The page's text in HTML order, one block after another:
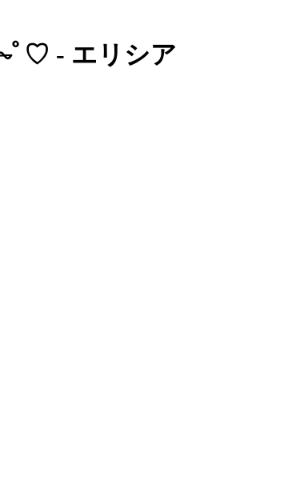
ﾟ♡︎ - エリシア